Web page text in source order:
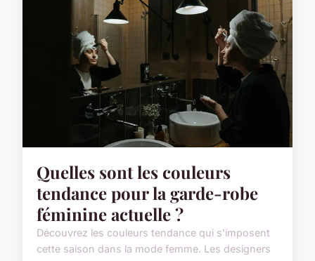
Quelles sont les couleurs
tendance pour la garde-robe
féminine actuelle ?
Découvrez les couleurs tendance qui s'imposent
cette saison dans la mode femme. Les designers